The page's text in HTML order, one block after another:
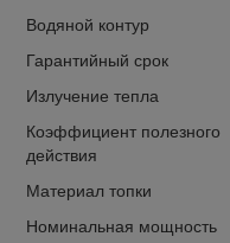
Водяной контур
Гарантийный срок
Излучение тепла
Коэффициент полезного
действия
Материал топки
Номинальная мощность